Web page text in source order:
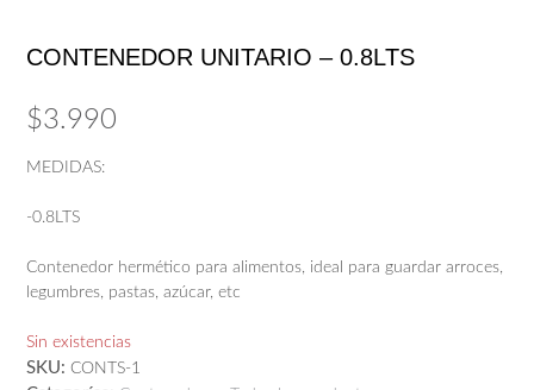
CONTENEDOR UNITARIO – 0.8LTS
$3.990
MEDIDAS:
-0.8LTS
Contenedor hermético para alimentos, ideal para guardar arroces,
legumbres, pastas, azúcar, etc
Sin existencias
SKU: CONTS-1